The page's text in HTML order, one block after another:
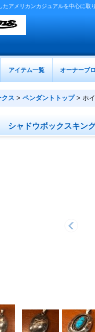
アメリカンカジュアルを中心に取
アイテム一覧 オーナーブ
ス > ペンダントトップ > ホ
シャドウボックスキン